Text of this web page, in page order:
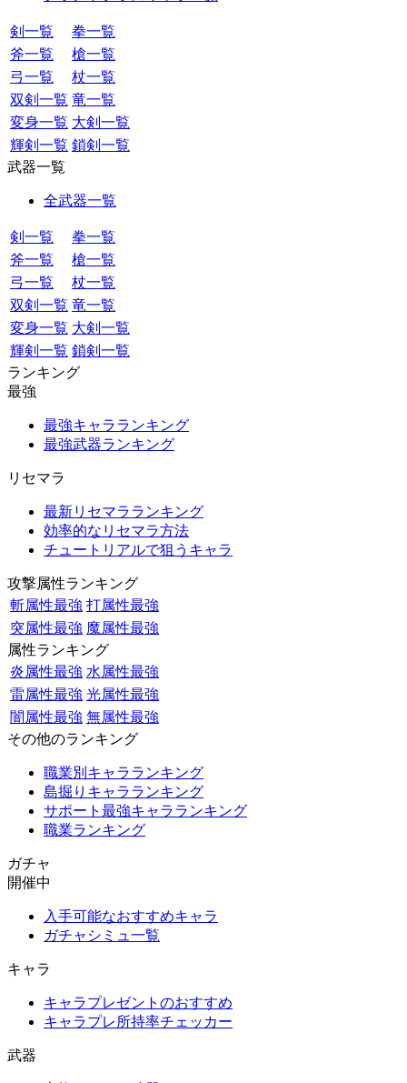
剣一覧
拳一覧
斧一覧
槍一覧
弓一覧
杖一覧
双剣一覧 竜一覧
変身一覧 大剣一覧
輝剣一覧 鎖剣一覧
武器一覧
全武器一覧
剣一覧
拳一覧
斧一覧
槍一覧
弓一覧
杖一覧
双剣一覧 竜一覧
変身一覧 大剣一覧
輝剣一覧 鎖剣一覧
ランキング
最強
最強キャラランキング
最強武器ランキング
リセマラ
最新リセマラランキング
効率的なリセマラ方法
チュートリアルで狙うキャラ
攻撃属性ランキング
斬属性最強 打属性最強
突属性最強 魔属性最強
属性ランキング
炎属性最強 水属性最強
雷属性最強 光属性最強
闇属性最強 無属性最強
その他のランキング
職業別キャラランキング
島掘りキャラランキング
サポート最強キャラランキング
職業ランキング
ガチャ
開催中
入手可能なおすすめキャラ
ガチャシミュ一覧
キャラ
キャラプレゼントのおすすめ
キャラプレ所持率チェッカー
武器